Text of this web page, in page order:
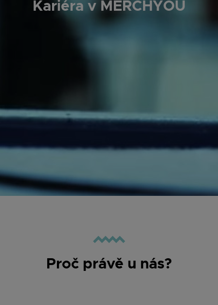
Kariéra v MERCHYOU
Proč právě u nás?